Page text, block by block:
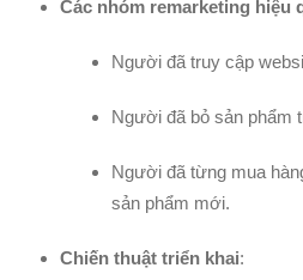
Các nhóm remarketing hiệu
Người đã truy cập
Người đã bỏ sản phẩm
Người đã từng mua
sản phẩm mới.
Chiến thuật triển khai: